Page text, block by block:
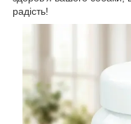
радість!